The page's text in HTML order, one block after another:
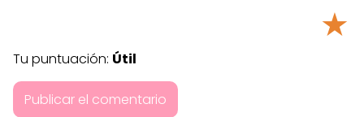
★
Tu puntuación: Útil